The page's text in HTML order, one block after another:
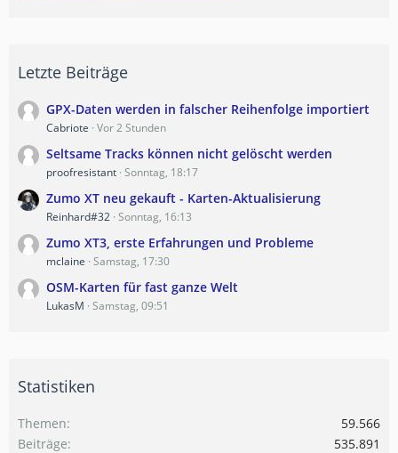
Letzte Beiträge
GPX-Daten werden in falscher Reihenfolge importiert
Cabriote Vor 2 Stunden
Seltsame Tracks können nicht gelöscht werden
proofresistant Sonntag, 18:17
Zumo XT neu gekauft - Karten-Aktualisierung
Reinhard#32 Sonntag, 16:13
Zumo XT3, erste Erfahrungen und Probleme
mclaine Samstag, 17:30
OSM-Karten für fast ganze Welt
LukasM Samstag, 09:51
Statistiken
Themen
59.566
Beiträge
535.891